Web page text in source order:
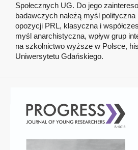
Społecznych UG. Do jego
badawczych należą myśl polityczna
opozycji PRL, klasyczna i
myśl anarchistyczna, wpływ grup
na szkolnictwo wyższe w Polsce,
Uniwersytetu Gdańskiego.